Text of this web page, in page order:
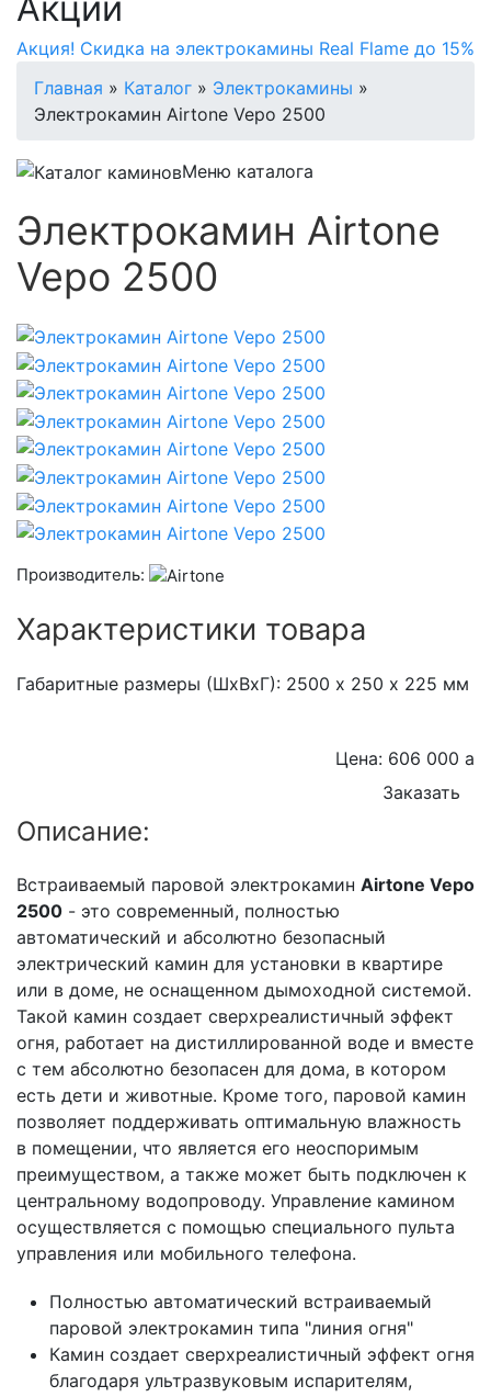
Акция! Скидка на электрокамины Real Flame до 15%
Главная » Каталог » Электрокамины »
Электрокамин Airtone Vepo 2500
Меню каталога
Электрокамин Airtone
Vepo 2500
Производитель:
Характеристики товара
Габаритные размеры (ШхВхГ): 2500 х 250 х 225 мм
Цена: 606 000 a
Заказать
Описание:
Встраиваемый паровой электрокамин Airtone Vepo
2500 - это современный, полностью
автоматический и абсолютно безопасный
электрический камин для установки в квартире
или в доме, не оснащенном дымоходной системой.
Такой камин создает сверхреалистичный эффект
огня, работает на дистиллированной воде и вместе
с тем абсолютно безопасен для дома, в котором
есть дети и животные. Кроме того, паровой камин
позволяет поддерживать оптимальную влажность
в помещении, что является его неоспоримым
преимуществом, а также может быть подключен к
центральному водопроводу. Управление камином
осуществляется с помощью специального пульта
управления или мобильного телефона.
Полностью автоматический встраиваемый
паровой электрокамин типа "линия огня"
Камин создает сверхреалистичный эффект огня
благодаря ультразвуковым испарителям,